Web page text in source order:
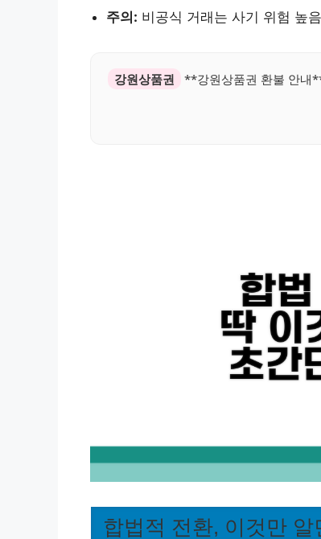
주의: 비공식 거래는 사기 위험 높음
강원상품권
**강원상품권 환불 안내
합법적 전환, 이것만 알